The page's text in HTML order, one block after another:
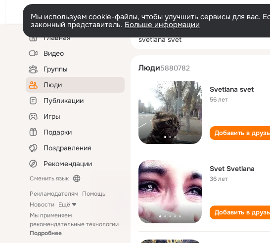
Мы используем cookie-файлы, чтобы улучшить сервисы для вас.
законный представитель. Больше информации
Левая
колонкаГлавная
Видео
Группы
Люди
Публикации
Игры
Подарки
Поздравления
Рекомендации
Сменить язык
Рекламодателям Помощь
Новости Ещё
Мы применяем
рекомендательные технологии
Подробнее
svetlana svet
Люди5880782
Svetlana svet
56 лет
Добавить в
Svet Svetlana
36 лет
Добавить в